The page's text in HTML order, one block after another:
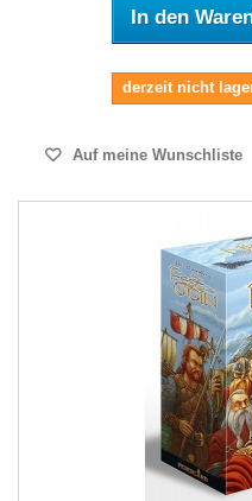
In den
derzeit nicht
Auf meine Wunschliste